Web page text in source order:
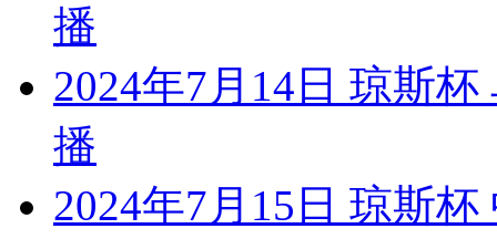
播
2024年7月14日 琼斯
播
2024年7月15日 琼斯